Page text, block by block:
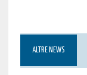
ALTRE NEWS